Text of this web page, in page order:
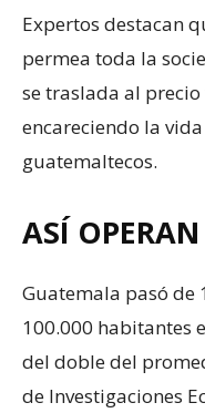
Expertos destacan
permea toda la
se traslada al
encareciendo la
guatemaltecos.
ASÍ
Guatemala pasó de
100.000 habitantes
del doble del
de Investigaciones